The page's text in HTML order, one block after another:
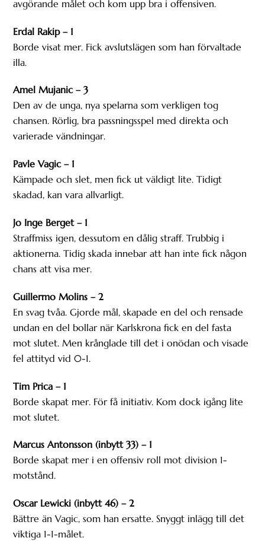
avgörande målet och kom upp bra i offensiven.
Erdal Rakip – 1
Borde visat mer. Fick avslutslägen som han förvaltade
illa.
Amel Mujanic – 3
Den av de unga, nya spelarna som verkligen tog
chansen. Rörlig, bra passningsspel med direkta och
varierade vändningar.
Pavle Vagic – 1
Kämpade och slet, men fick ut väldigt lite. Tidigt
skadad, kan vara allvarligt.
Jo Inge Berget – 1
Straffmiss igen, dessutom en dålig straff. Trubbig i
aktionerna. Tidig skada innebar att han inte fick någon
chans att visa mer.
Guillermo Molins – 2
En svag tvåa. Gjorde mål, skapade en del och rensade
undan en del bollar när Karlskrona fick en del fasta
mot slutet. Men krånglade till det i onödan och visade
fel attityd vid 0-1.
Tim Prica – 1
Borde skapat mer. För få initiativ. Kom dock igång lite
mot slutet.
Marcus Antonsson (inbytt 33) – 1
Borde skapat mer i en offensiv roll mot division 1-
motstånd.
Oscar Lewicki (inbytt 46) – 2
Bättre än Vagic, som han ersatte. Snyggt inlägg till det
viktiga 1-1-målet.